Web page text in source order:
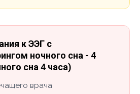
к ЭЭГ с
ночного сна - 4
сна 4 часа)
врача